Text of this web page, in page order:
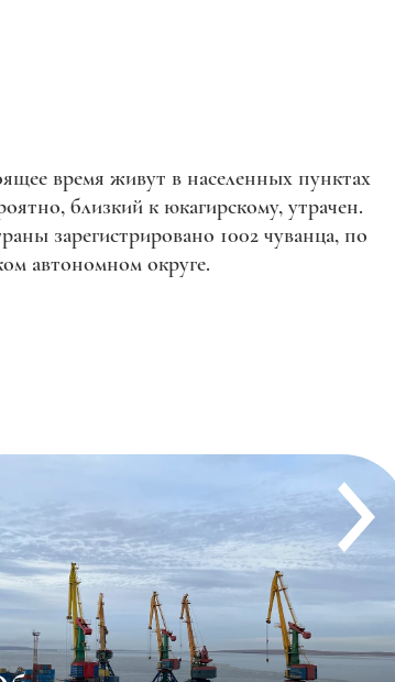
время живут в населенных пунктах
близкий к юкагирскому, утрачен.
зарегистрировано 1002 чуванца, по
автономном округе.